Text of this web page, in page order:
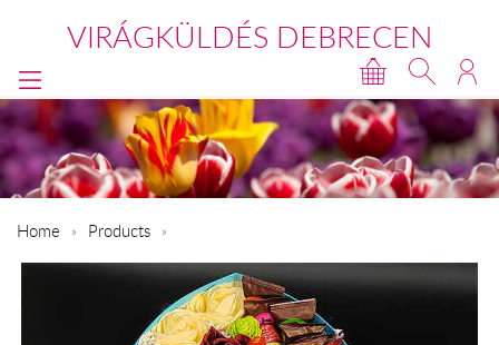
VIRÁGKÜLDÉS DEBRECEN
Home Products